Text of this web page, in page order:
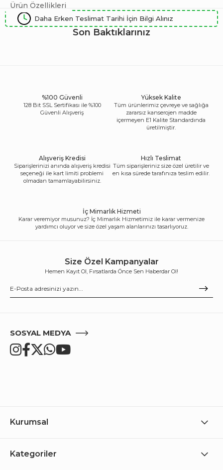
Ürün Özellikleri
Daha Erken Teslimat Tarihi İçin Bilgi Alınız
Son Baktıklarınız
%100 Güvenli
128 Bit SSL Sertifikası ile %100
Güvenli Alışveriş
Yüksek Kalite
Tüm ürünlerimiz çevreye ve sağlığa
zararsız kanserojen madde
içermeyen E1 Kalite Standardında
üretilmiştir.
Alışveriş Kredisi
Siparişlerinizi anında alışveriş kredisi
seçeneği ile kart limiti problemi
olmadan tamamlayabilirsiniz.
Hızlı Teslimat
Tüm siparişleriniz size özel üretilir ve
en kısa sürede tarafınıza teslim edilir.
İç Mimarlık Hizmeti
Karar veremiyor musunuz? İç Mimarlık Hizmetimiz ile karar vermenize
yardımcı oluyor ve size özel yaşam alanlarınızı tasarlıyoruz.
Size Özel Kampanyalar
Hemen Kayıt Ol, Fırsatlarda Önce Sen Haberdar Ol!
SOSYAL MEDYA
Kurumsal
Kategoriler